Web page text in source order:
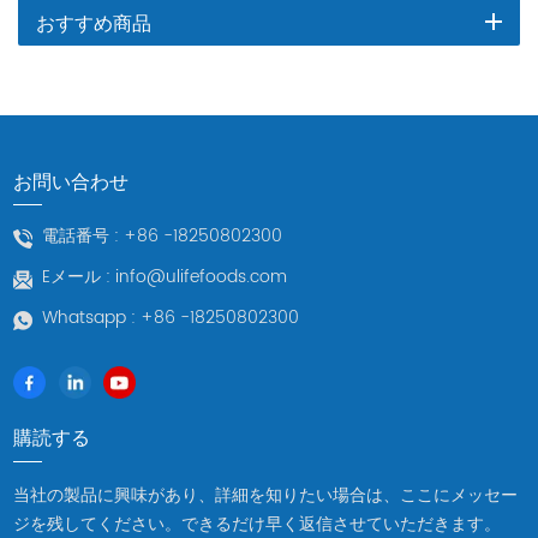
おすすめ商品
お問い合わせ
電話番号 : +86 -18250802300
Eメール : info@ulifefoods.com
Whatsapp : +86 -18250802300
購読する
当社の製品に興味があり、詳細を知りたい場合は、ここにメッセー
ジを残してください。できるだけ早く返信させていただきます。